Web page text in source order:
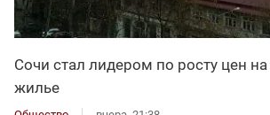
Сочи стал лидером по росту цен
жилье